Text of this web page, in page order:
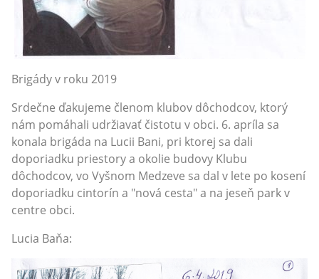
Brigády v roku 2019
Srdečne ďakujeme členom klubov dôchodcov, ktorý
nám pomáhali udržiavať čistotu v obci. 6. apríla sa
konala brigáda na Lucii Bani, pri ktorej sa dali
doporiadku priestory a okolie budovy Klubu
dôchodcov, vo Vyšnom Medzeve sa dal v lete po kosení
doporiadku cintorín a "nová cesta" a na jeseň park v
centre obci.
Lucia Baňa: